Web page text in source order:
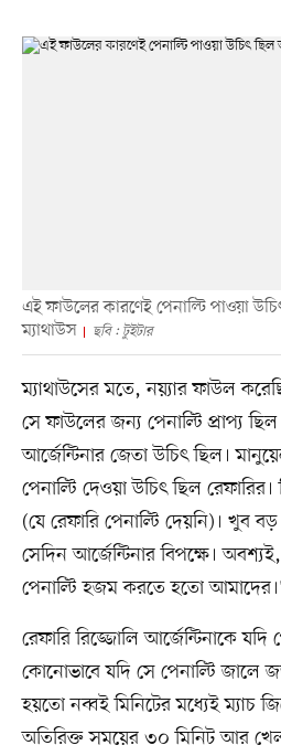
এই ফাউলের কারণেই পেনাল্টি পাওয়া
ম্যাথাউস
ছবি : টুইটার
ম্যাথাউসের মতে, নয়্যার ফাউল
সে ফাউলের জন্য পেনাল্টি প্রাপ্য
আর্জেন্টিনার জেতা উচিৎ ছিল।
পেনাল্টি দেওয়া উচিৎ ছিল
(যে রেফারি পেনাল্টি দেয়নি)। খুব
সেদিন আর্জেন্টিনার বিপক্ষে।
পেনাল্টি হজম করতে হতো আমাদের।'
রেফারি রিজ্জোলি আর্জেন্টিনাকে
কোনোভাবে যদি সে পেনাল্টি জালে
হয়তো নব্বই মিনিটের মধ্যেই ম্যাচ
অতিরিক্ত সময়ের ৩০ মিনিট আর